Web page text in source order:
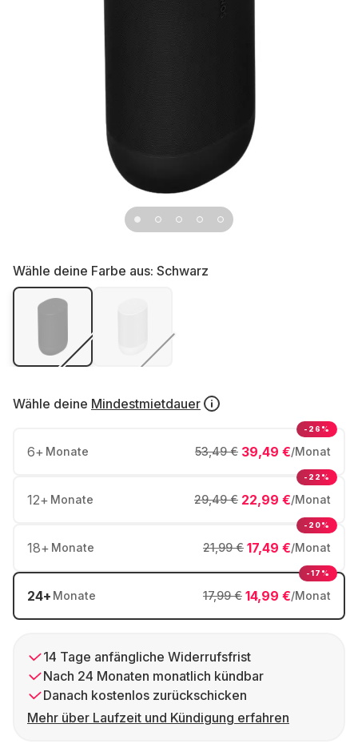
Wähle deine Farbe aus: Schwarz
Wähle deine Mindestmietdauer
6+ Monate 39,49 €/Monat
53,49 €
-26%
12+ Monate 22,99 €/Monat
29,49 €
-22%
18+ Monate 17,49 €/Monat
21,99 €
-20%
24+ Monate 14,99 €/Monat
17,99 €
-17%
14 Tage anfängliche Widerrufsfrist
Nach 24 Monaten monatlich kündbar
Danach kostenlos zurückschicken
Mehr über Laufzeit und Kündigung erfahren